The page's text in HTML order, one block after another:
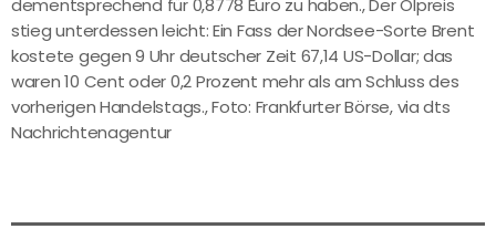
dementsprechend für 0,8778 Euro zu haben., Der Ölpreis
stieg unterdessen leicht: Ein Fass der Nordsee-Sorte Brent
kostete gegen 9 Uhr deutscher Zeit 67,14 US-Dollar; das
waren 10 Cent oder 0,2 Prozent mehr als am Schluss des
vorherigen Handelstags., Foto: Frankfurter Börse, via dts
Nachrichtenagentur